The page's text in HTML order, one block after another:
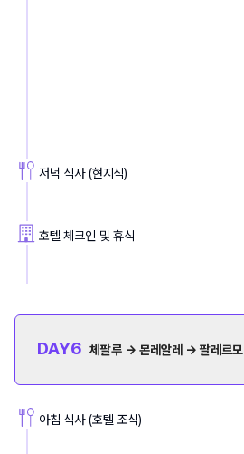
저녁 식사 (현지식)
호텔 체크인 및 휴식
DAY6 체팔루 → 몬레알레 → 팔레르모
아침 식사 (호텔 조식)